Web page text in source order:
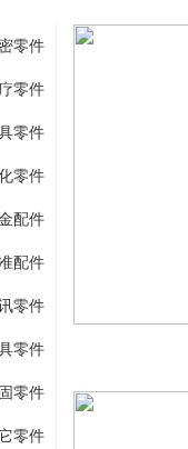
零件
零件
零件
零件
配件
配件
零件
零件
零件
零件